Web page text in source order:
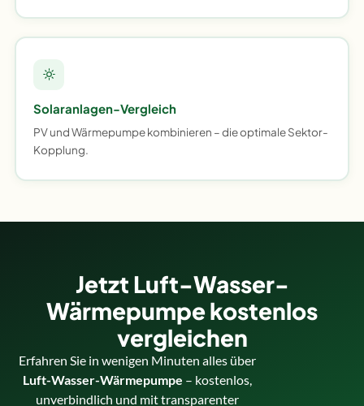
Solaranlagen-Vergleich
PV und Wärmepumpe kombinieren – die optimale Sektor-
Kopplung.
Jetzt Luft-Wasser-
Wärmepumpe kostenlos
vergleichen
Erfahren Sie in wenigen Minuten alles über
Luft-Wasser-Wärmepumpe – kostenlos,
unverbindlich und mit transparenter